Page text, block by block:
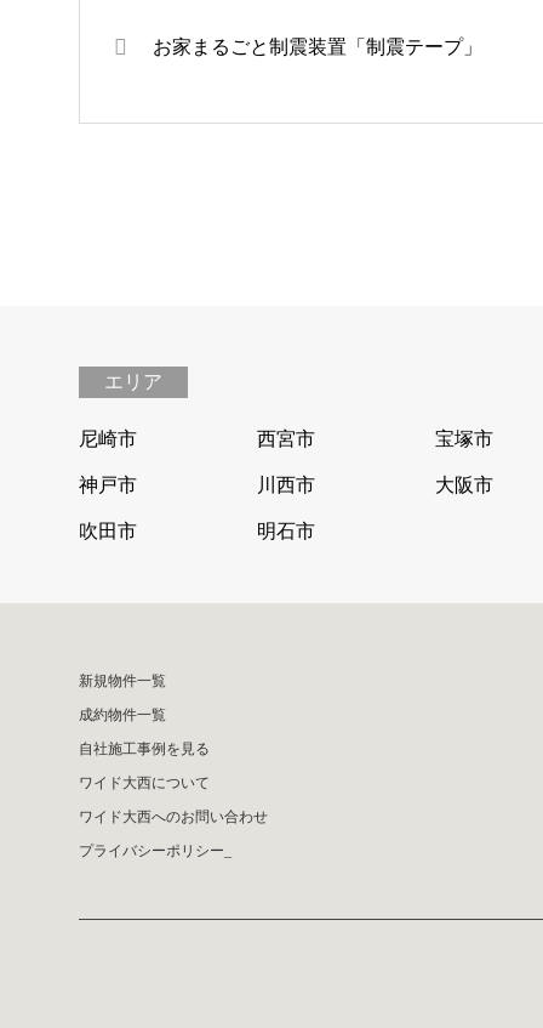
お家まるごと制震装置「制震テープ」
エリア
尼崎市 西宮市 宝塚市
神戸市 川西市 大阪市
吹田市 明石市
新規物件一覧
成約物件一覧
自社施工事例を見る
ワイド大西について
ワイド大西へのお問い合わせ
プライバシーポリシー_